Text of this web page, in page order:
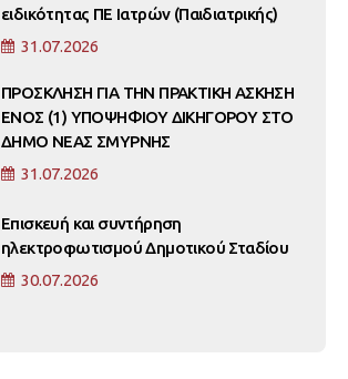
ειδικότητας ΠΕ Ιατρών (Παιδιατρικής)
31.07.2026
ΠΡΟΣΚΛΗΣΗ ΓΙΑ ΤΗΝ ΠΡΑΚΤΙΚΗ ΑΣΚΗΣΗ
ΕΝΟΣ (1) ΥΠΟΨΗΦΙΟΥ ΔΙΚΗΓΟΡΟΥ ΣΤΟ
ΔΗΜΟ ΝΕΑΣ ΣΜΥΡΝΗΣ
31.07.2026
Επισκευή και συντήρηση
ηλεκτροφωτισμού Δημοτικού Σταδίου
30.07.2026